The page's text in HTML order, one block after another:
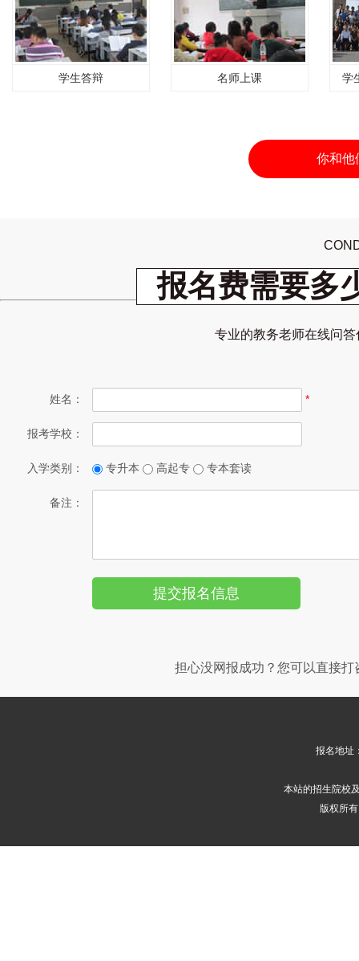
学生答辩 名师上课 学
你和他
报名费需要多
专业的教务老师在线问
姓名： *
报考学校：
入学类别： 专升本 高起专 专本套读
备注：
担心没网报成功？您可以直接
报名地址
本站的招生院校
版权所